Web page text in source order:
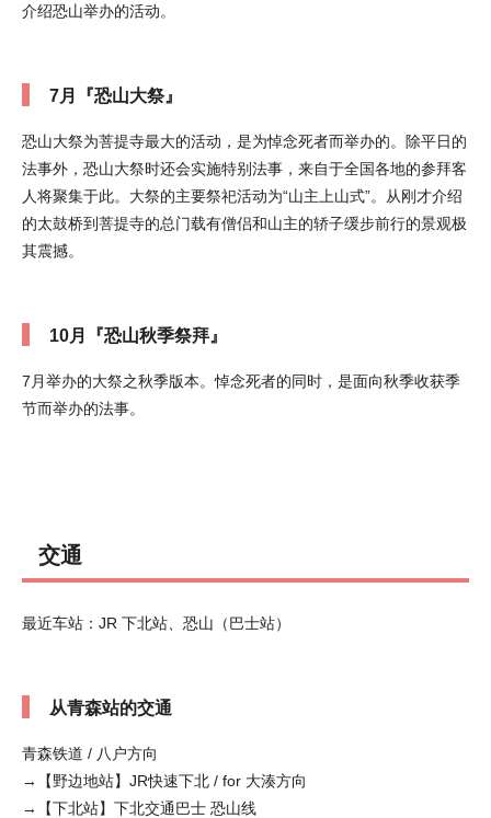
介绍恐山举办的活动。
7月『恐山大祭』
恐山大祭为菩提寺最大的活动，是为悼念死者而举办的。除平日的
法事外，恐山大祭时还会实施特别法事，来自于全国各地的参拜客
人将聚集于此。大祭的主要祭祀活动为“山主上山式”。从刚才介绍
的太鼓桥到菩提寺的总门载有僧侣和山主的轿子缓步前行的景观极
其震撼。
10月『恐山秋季祭拜』
7月举办的大祭之秋季版本。悼念死者的同时，是面向秋季收获季
节而举办的法事。
交通
最近车站：JR 下北站、恐山（巴士站）
从青森站的交通
青森铁道 / 八户方向
→【野边地站】JR快速下北 / for 大湊方向
→【下北站】下北交通巴士 恐山线